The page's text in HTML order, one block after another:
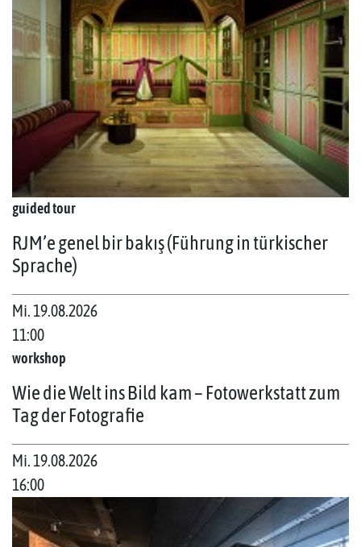
guided tour
RJM’e genel bir bakış (Führung in türkischer
Sprache)
Mi. 19.08.2026
11:00
workshop
Wie die Welt ins Bild kam – Fotowerkstatt zum
Tag der Fotografie
Mi. 19.08.2026
16:00